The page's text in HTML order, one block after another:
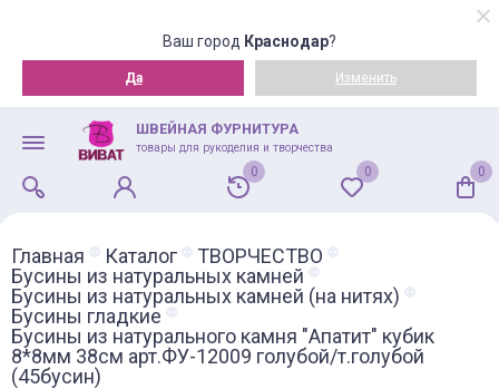
Ваш город Краснодар?
Да Изменить
ШВЕЙНАЯ ФУРНИТУРА
товары для рукоделия и творчества
0 0 0
Главная Каталог
ТВОРЧЕСТВО
Бусины из натуральных камней
Бусины из натуральных камней (на нитях)
Бусины гладкие
Бусины из натурального камня "Апатит" кубик
8*8мм 38см арт.ФУ-12009 голубой/т.голубой
(45бусин)